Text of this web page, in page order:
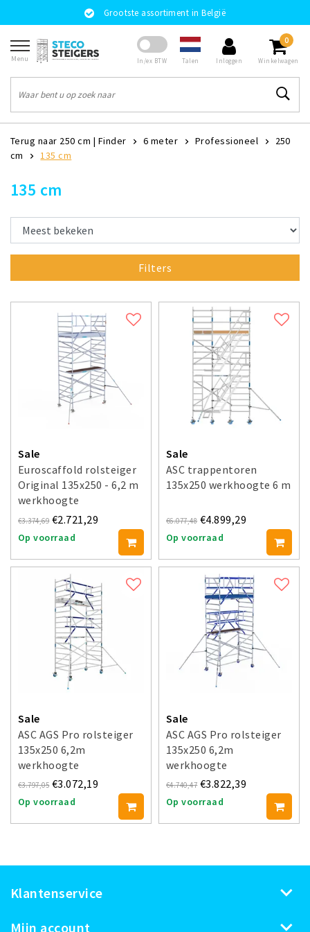
Grootste assortiment in België
Menu In/ex BTW Talen Inloggen
0
Winkelwagen
Terug naar 250 cm | Finder 6 meter Professioneel
250
cm
135 cm
135 cm
Filters
Sale
Euroscaffold rolsteiger
Original 135x250 - 6,2 m
werkhoogte
€3.374,69 €2.721,29
Op voorraad
Sale
ASC trappentoren
135x250 werkhoogte 6 m
€6.077,48 €4.899,29
Op voorraad
Sale
ASC AGS Pro rolsteiger
135x250 6,2m
werkhoogte
voorloopleuning enkel
€3.797,05 €3.072,19
Op voorraad
Sale
ASC AGS Pro rolsteiger
135x250 6,2m
werkhoogte
voorloopleuning dubbel
€4.740,47 €3.822,39
Op voorraad
Klantenservice
Mijn account